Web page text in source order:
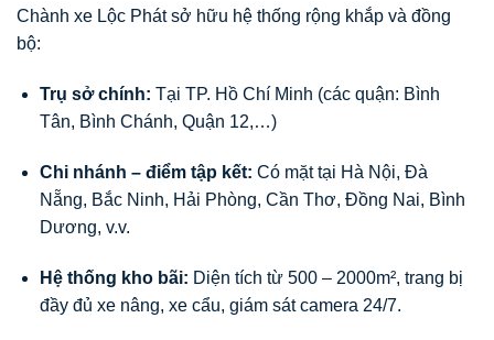
Chành xe Lộc Phát sở hữu hệ thống rộng khắp và đồng
bộ:
Trụ sở chính: Tại TP. Hồ Chí Minh (các quận: Bình
Tân, Bình Chánh, Quận 12,…)
Chi nhánh – điểm tập kết: Có mặt tại Hà Nội, Đà
Nẵng, Bắc Ninh, Hải Phòng, Cần Thơ, Đồng Nai, Bình
Dương, v.v.
Hệ thống kho bãi: Diện tích từ 500 – 2000m², trang bị
đầy đủ xe nâng, xe cẩu, giám sát camera 24/7.